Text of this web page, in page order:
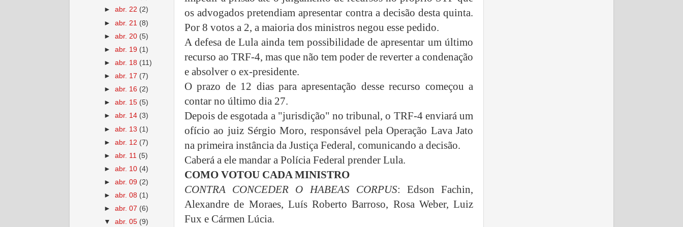
os advogados pretendiam apresentar contra a decisão desta quinta.
Por 8 votos a 2, a maioria dos ministros negou esse pedido.
A defesa de Lula ainda tem possibilidade de apresentar um último
recurso ao TRF-4, mas que não tem poder de reverter a condenação
e absolver o ex-presidente.
O prazo de 12 dias para apresentação desse recurso começou a
contar no último dia 27.
Depois de esgotada a "jurisdição" no tribunal, o TRF-4 enviará um
ofício ao juiz Sérgio Moro, responsável pela Operação Lava Jato
na primeira instância da Justiça Federal, comunicando a decisão.
Caberá a ele mandar a Polícia Federal prender Lula.
COMO VOTOU CADA MINISTRO
CONTRA CONCEDER O HABEAS CORPUS: Edson Fachin,
Alexandre de Moraes, Luís Roberto Barroso, Rosa Weber, Luiz
Fux e Cármen Lúcia.
►abr. 22 (2)
►abr. 21 (8)
►abr. 20 (5)
►abr. 19 (1)
►abr. 18 (11)
►abr. 17 (7)
►abr. 16 (2)
►abr. 15 (5)
►abr. 14 (3)
►abr. 13 (1)
►abr. 12 (7)
►abr. 11 (5)
►abr. 10 (4)
►abr. 09 (2)
►abr. 08 (1)
►abr. 07 (6)
▼abr. 05 (9)